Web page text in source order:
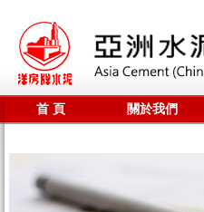
首 頁 關於我們